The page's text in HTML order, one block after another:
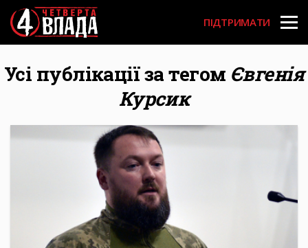
Перейти
до
основного
вмісту
User
account
menu
ПІДТРИМАТИ
Усі публікації за тегом Євгенія
Курсик